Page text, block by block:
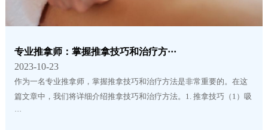
专业推拿师：掌握推拿技巧和治疗方···
2023-10-23
作为一名专业推拿师，掌握推拿技巧和治疗方法是非常重要的。在这
篇文章中，我们将详细介绍推拿技巧和治疗方法。1. 推拿技巧（1）吸
···